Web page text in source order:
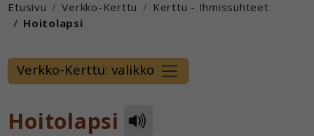
Etusivu
Verkko-Kerttu
Kerttu - Ihmissuhteet
Hoitolapsi
Verkko-Kerttu: valikko
Hoitolapsi